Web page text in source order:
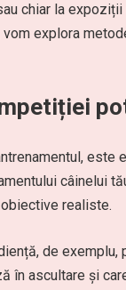
chiar la
explora
câinelui
realiste.
de
în ascultare și